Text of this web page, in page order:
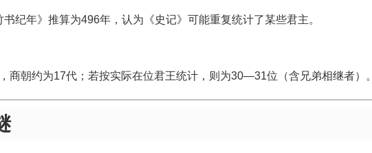
纪年》推算为496年，认为《史记》可能重复统计了某些君主。
商朝约为17代；若按实际在位君王统计，则为30—31位（含兄弟相继者）。